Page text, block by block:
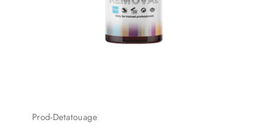
Prod-Detatouage